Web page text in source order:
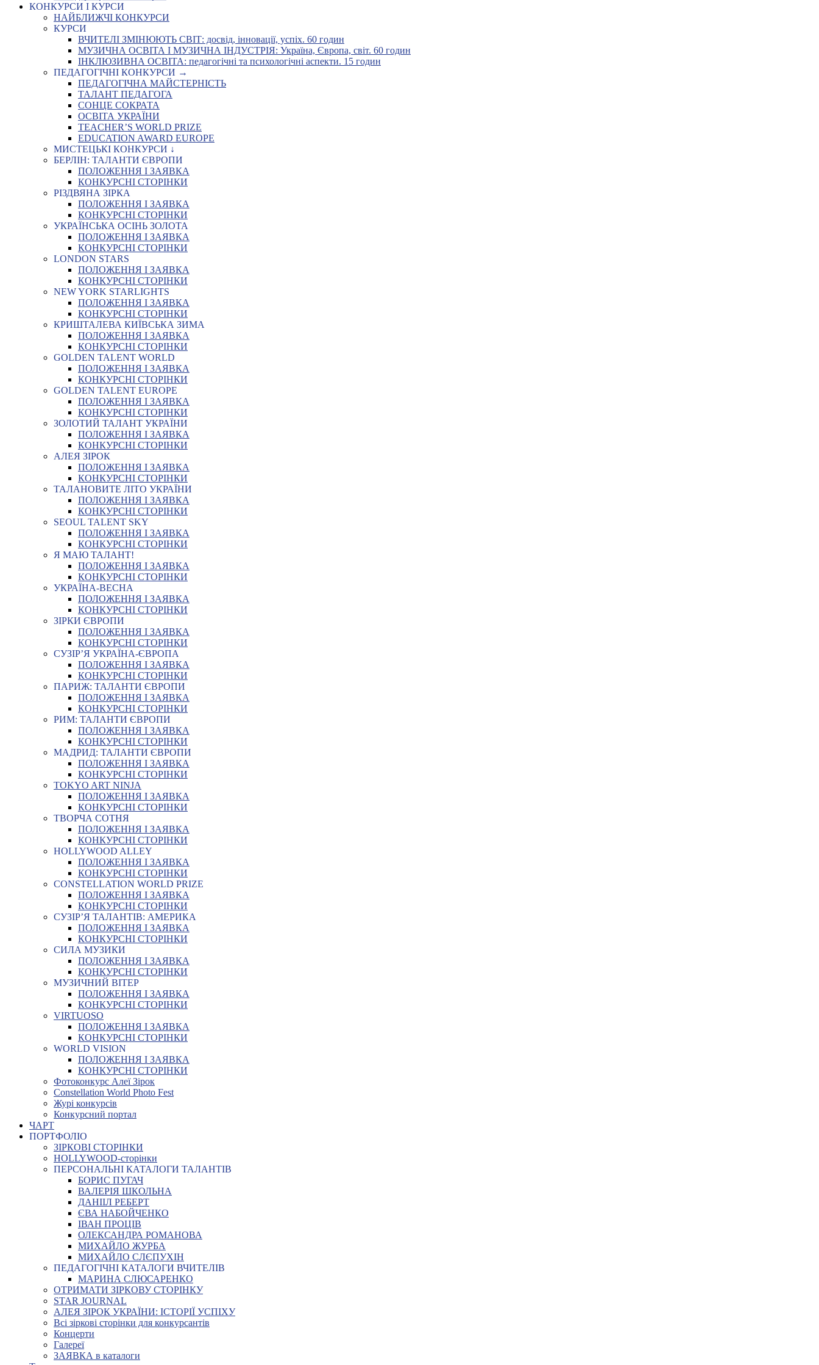
КОНКУРСИ І КУРСИ
НАЙБЛИЖЧІ КОНКУРСИ
КУРСИ
ВЧИТЕЛІ ЗМІНЮЮТЬ СВІТ: досвід, інновації, успіх. 60 годин
МУЗИЧНА ОСВІТА І МУЗИЧНА ІНДУСТРІЯ: Україна, Європа, світ. 60 годин
ІНКЛЮЗИВНА ОСВІТА: педагогічні та психологічні аспекти. 15 годин
ПЕДАГОГІЧНІ КОНКУРСИ →
ПЕДАГОГІЧНА МАЙСТЕРНІСТЬ
ТАЛАНТ ПЕДАГОГА
СОНЦЕ СОКРАТА
ОСВІТА УКРАЇНИ
TEACHER’S WORLD PRIZE
EDUCATION AWARD EUROPE
МИСТЕЦЬКІ КОНКУРСИ ↓
БЕРЛІН: ТАЛАНТИ ЄВРОПИ
ПОЛОЖЕННЯ І ЗАЯВКА
КОНКУРСНІ СТОРІНКИ
РІЗДВЯНА ЗІРКА
ПОЛОЖЕННЯ І ЗАЯВКА
КОНКУРСНІ СТОРІНКИ
УКРАЇНСЬКА ОСІНЬ ЗОЛОТА
ПОЛОЖЕННЯ І ЗАЯВКА
КОНКУРСНІ СТОРІНКИ
LONDON STARS
ПОЛОЖЕННЯ І ЗАЯВКА
КОНКУРСНІ СТОРІНКИ
NEW YORK STARLIGHTS
ПОЛОЖЕННЯ І ЗАЯВКА
КОНКУРСНІ СТОРІНКИ
КРИШТАЛЕВА КИЇВСЬКА ЗИМА
ПОЛОЖЕННЯ І ЗАЯВКА
КОНКУРСНІ СТОРІНКИ
GOLDEN TALENT WORLD
ПОЛОЖЕННЯ І ЗАЯВКА
КОНКУРСНІ СТОРІНКИ
GOLDEN TALENT EUROPE
ПОЛОЖЕННЯ І ЗАЯВКА
КОНКУРСНІ СТОРІНКИ
ЗОЛОТИЙ ТАЛАНТ УКРАЇНИ
ПОЛОЖЕННЯ І ЗАЯВКА
КОНКУРСНІ СТОРІНКИ
АЛЕЯ ЗІРОК
ПОЛОЖЕННЯ І ЗАЯВКА
КОНКУРСНІ СТОРІНКИ
ТАЛАНОВИТЕ ЛІТО УКРАЇНИ
ПОЛОЖЕННЯ І ЗАЯВКА
КОНКУРСНІ СТОРІНКИ
SEOUL TALENT SKY
ПОЛОЖЕННЯ І ЗАЯВКА
КОНКУРСНІ СТОРІНКИ
Я МАЮ ТАЛАНТ!
ПОЛОЖЕННЯ І ЗАЯВКА
КОНКУРСНІ СТОРІНКИ
УКРАЇНА-ВЕСНА
ПОЛОЖЕННЯ І ЗАЯВКА
КОНКУРСНІ СТОРІНКИ
ЗІРКИ ЄВРОПИ
ПОЛОЖЕННЯ І ЗАЯВКА
КОНКУРСНІ СТОРІНКИ
СУЗІР’Я УКРАЇНА-ЄВРОПА
ПОЛОЖЕННЯ І ЗАЯВКА
КОНКУРСНІ СТОРІНКИ
ПАРИЖ: ТАЛАНТИ ЄВРОПИ
ПОЛОЖЕННЯ І ЗАЯВКА
КОНКУРСНІ СТОРІНКИ
РИМ: ТАЛАНТИ ЄВРОПИ
ПОЛОЖЕННЯ І ЗАЯВКА
КОНКУРСНІ СТОРІНКИ
МАДРИД: ТАЛАНТИ ЄВРОПИ
ПОЛОЖЕННЯ І ЗАЯВКА
КОНКУРСНІ СТОРІНКИ
TOKYO ART NINJA
ПОЛОЖЕННЯ І ЗАЯВКА
КОНКУРСНІ СТОРІНКИ
ТВОРЧА СОТНЯ
ПОЛОЖЕННЯ І ЗАЯВКА
КОНКУРСНІ СТОРІНКИ
HOLLYWOOD ALLEY
ПОЛОЖЕННЯ І ЗАЯВКА
КОНКУРСНІ СТОРІНКИ
CONSTELLATION WORLD PRIZE
ПОЛОЖЕННЯ І ЗАЯВКА
КОНКУРСНІ СТОРІНКИ
СУЗІР’Я ТАЛАНТІВ: АМЕРИКА
ПОЛОЖЕННЯ І ЗАЯВКА
КОНКУРСНІ СТОРІНКИ
СИЛА МУЗИКИ
ПОЛОЖЕННЯ І ЗАЯВКА
КОНКУРСНІ СТОРІНКИ
МУЗИЧНИЙ ВІТЕР
ПОЛОЖЕННЯ І ЗАЯВКА
КОНКУРСНІ СТОРІНКИ
VIRTUOSO
ПОЛОЖЕННЯ І ЗАЯВКА
КОНКУРСНІ СТОРІНКИ
WORLD VISION
ПОЛОЖЕННЯ І ЗАЯВКА
КОНКУРСНІ СТОРІНКИ
Фотоконкурс Алеї Зірок
Constellation World Photo Fest
Журі конкурсів
Конкурсний портал
ЧАРТ
ПОРТФОЛІО
ЗІРКОВІ СТОРІНКИ
HOLLYWOOD-сторінки
ПЕРСОНАЛЬНІ КАТАЛОГИ ТАЛАНТІВ
БОРИС ПУГАЧ
ВАЛЕРІЯ ШКОЛЬНА
ДАНІІЛ РЕБЕРТ
ЄВА НАБОЙЧЕНКО
ІВАН ПРОЦІВ
ОЛЕКСАНДРА РОМАНОВА
МИХАЙЛО ЖУРБА
МИХАЙЛО СЛЄПУХІН
ПЕДАГОГІЧНІ КАТАЛОГИ ВЧИТЕЛІВ
МАРИНА СЛЮСАРЕНКО
ОТРИМАТИ ЗІРКОВУ СТОРІНКУ
STAR JOURNAL
АЛЕЯ ЗІРОК УКРАЇНИ: ІСТОРІЇ УСПІХУ
Всі зіркові сторінки для конкурсантів
Концерти
Галереї
ЗАЯВКА в каталоги